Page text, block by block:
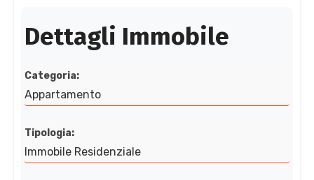
Dettagli Immobile
Categoria:
Appartamento
Tipologia:
Immobile Residenziale